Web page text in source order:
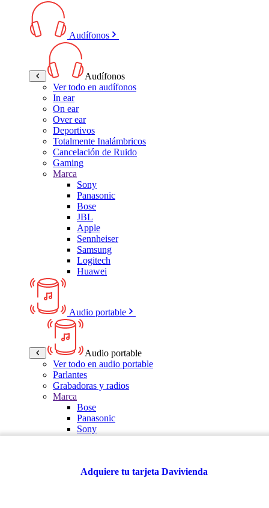
Audífonos
Audífonos
Ver todo en audífonos
In ear
On ear
Over ear
Deportivos
Totalmente Inalámbricos
Cancelación de Ruido
Gaming
Marca
Sony
Panasonic
Bose
JBL
Apple
Sennheiser
Samsung
Logitech
Huawei
Audio portable
Audio portable
Ver todo en audio portable
Parlantes
Grabadoras y radios
Marca
Bose
Panasonic
Sony
Multitech
Adquiere tu tarjeta Davivienda